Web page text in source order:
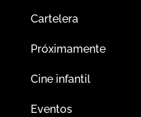
Cartelera
Próximamente
Cine infantil
Eventos